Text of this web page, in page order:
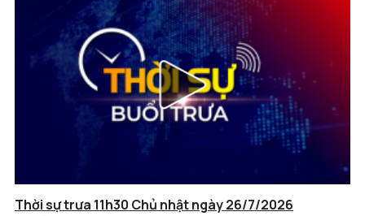
Thời sự trưa 11h30 Chủ nhật ngày 26/7/2026